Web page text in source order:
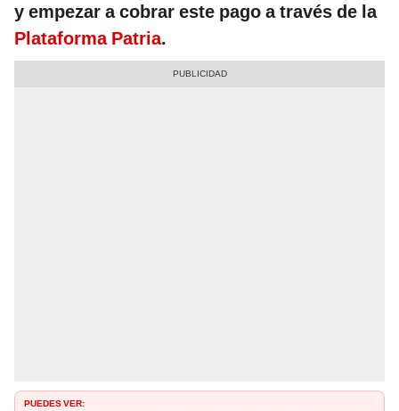
y empezar a cobrar este pago a través de la
Plataforma Patria.
PUEDES VER: